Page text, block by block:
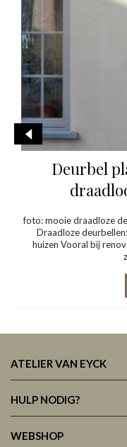
huis. ::
Deurbellen in
Zowel voor
ATELIER VAN EYCK
HULP NODIG?
WEBSHOP